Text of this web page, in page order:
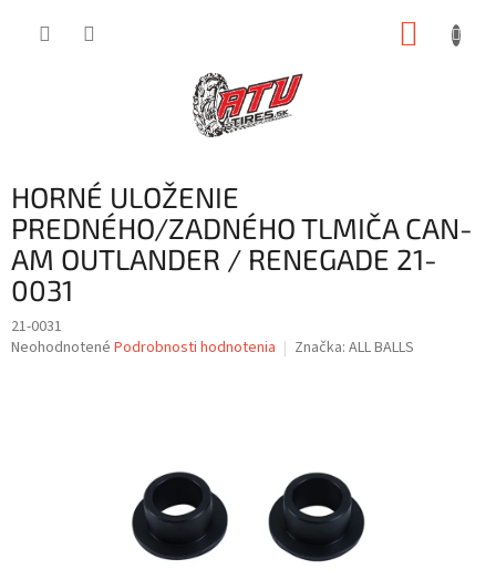
HORNÉ ULOŽENIE
PREDNÉHO/ZADNÉHO TLMIČA CAN-
AM OUTLANDER / RENEGADE 21-
0031
21-0031
Priemerné
Neohodnotené Podrobnosti hodnotenia Značka: ALL BALLS